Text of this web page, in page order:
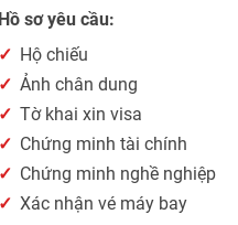
Hồ sơ yêu cầu:
Hộ chiếu
Ảnh chân dung
Tờ khai xin visa
Chứng minh tài chính
Chứng minh nghề nghiệp
Xác nhận vé máy bay